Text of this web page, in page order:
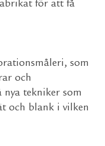
för att få
som
och
tekniker som
och blank i vilken